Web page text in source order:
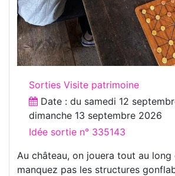
Sorties Visite patrimoine
Date : du samedi 12
dimanche 13 septembre 2026
Idée sortie n° 335143
Au château, on jouera tout au long
manquez pas les structures